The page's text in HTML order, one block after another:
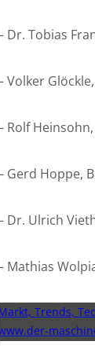
Dr. Tobias
Volker
Rolf
Gerd Hoppe,
Dr. Ulrich
Mathias
Trends,